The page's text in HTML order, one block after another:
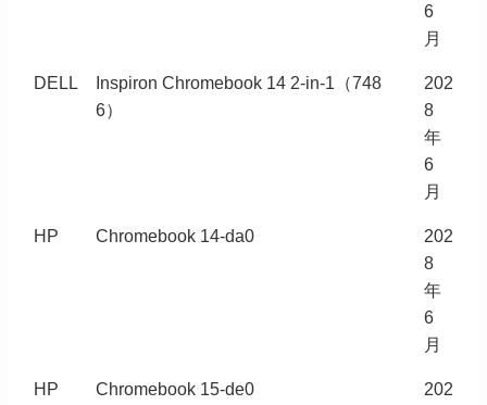
6
月
DELL
Inspiron Chromebook 14 2-in-1（748
6）
202
8
年
6
月
HP Chromebook 14-da0
202
8
年
6
月
HP Chromebook 15-de0
202